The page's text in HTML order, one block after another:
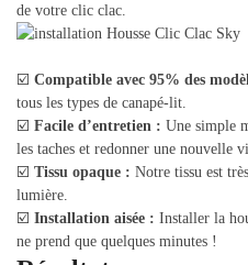
de votre clic clac.
☑️ Compatible avec 95% des
tous les types de canapé-lit.
☑️ Facile d’entretien : Une simple
les taches et redonner une nouvelle
☑️ Tissu opaque : Notre tissu est
lumière.
☑️ Installation aisée : Installer la
ne prend que quelques minutes !